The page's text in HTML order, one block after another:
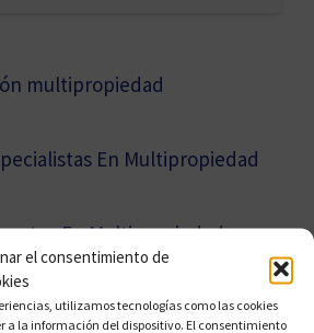
el consentimiento de
utilizamos tecnologías como las cookies
a la información del dispositivo. El consentimiento
multipropiedad
En Multipropiedad
En Multipropiedad en